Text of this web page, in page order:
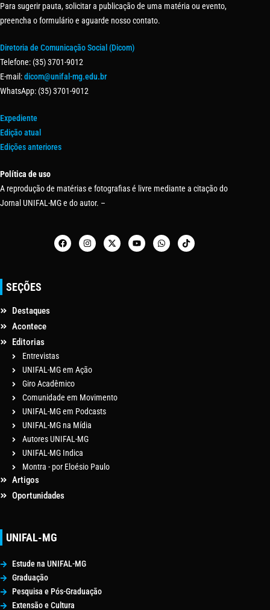
Para sugerir pauta, solicitar a publicação de uma matéria ou evento,
preencha o formulário e aguarde nosso contato.
Diretoria de Comunicação Social (Dicom)
Telefone: (35) 3701-9012
E-mail:dicom@unifal-mg.edu.br
WhatsApp: (35) 3701-9012
Expediente
Edição atual
Edições anteriores
Política de uso
A reprodução de matérias e fotografias é livre mediante a citação do
Jornal UNIFAL-MG e do autor. –
SEÇÕES
Destaques
Acontece
Editorias
Entrevistas
UNIFAL-MG em Ação
Giro Acadêmico
Comunidade em Movimento
UNIFAL-MG em Podcasts
UNIFAL-MG na Mídia
Autores UNIFAL-MG
UNIFAL-MG Indica
Montra - por Eloésio Paulo
Artigos
Oportunidades
UNIFAL-MG
Estude na UNIFAL-MG
Graduação
Pesquisa e Pós-Graduação
Extensão e Cultura